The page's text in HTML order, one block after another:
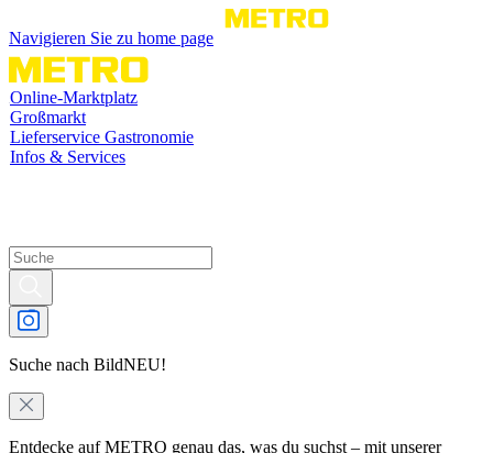
Navigieren Sie zu home page
Online-Marktplatz
Großmarkt
Lieferservice Gastronomie
Infos & Services
Suche nach BildNEU!
Entdecke auf METRO genau das, was du suchst – mit unserer